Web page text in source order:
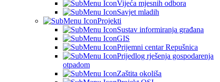
Vijeća mjesnih odbora
Savjet mladih
Projekti
Sustav informiranja građana
GIS
Prijemni centar Repušnica
Prijedlog rješenja gospodarenja
otpadom
Zaštita okoliša